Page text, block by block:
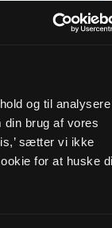
og til analysere
brug af vores
sætter vi ikke
for at huske